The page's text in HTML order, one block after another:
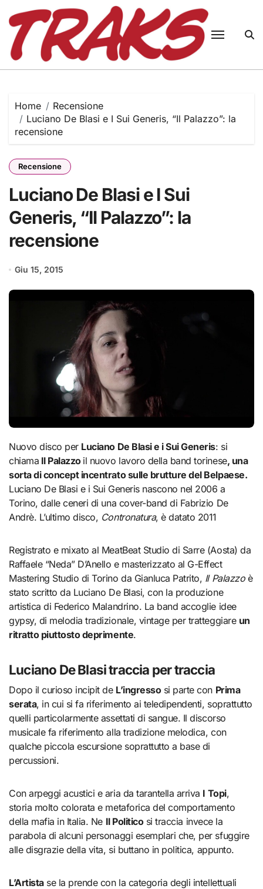
content
Home
Recensione
Luciano De Blasi e I Sui Generis, “Il Palazzo”: la
recensione
Recensione
Luciano De Blasi e I Sui
Generis, “Il Palazzo”: la
recensione
Giu 15, 2015
Nuovo disco per Luciano De Blasi e i Sui Generis: si
chiama Il Palazzo il nuovo lavoro della band torinese, una
sorta di concept incentrato sulle brutture del Belpaese.
Luciano De Blasi e i Sui Generis nascono nel 2006 a
Torino, dalle ceneri di una cover-band di Fabrizio De
Andrè. L’ultimo disco, Contronatura, è datato 2011
Registrato e mixato al MeatBeat Studio di Sarre (Aosta) da
Raffaele “Neda” D’Anello e masterizzato al G-Effect
Mastering Studio di Torino da Gianluca Patrito, Il Palazzo è
stato scritto da Luciano De Blasi, con la produzione
artistica di Federico Malandrino. La band accoglie idee
gypsy, di melodia tradizionale, vintage per tratteggiare un
ritratto piuttosto deprimente.
Luciano De Blasi traccia per traccia
Dopo il curioso incipit de L’ingressosi parte con Prima
serata, in cui si fa riferimento ai teledipendenti, soprattutto
quelli particolarmente assettati di sangue. Il discorso
musicale fa riferimento alla tradizione melodica, con
qualche piccola escursione soprattutto a base di
percussioni.
Con arpeggi acustici e aria da tarantella arriva I Topi,
storia molto colorata e metaforica del comportamento
della mafia in Italia. Ne Il Politicosi traccia invece la
parabola di alcuni personaggi esemplari che, per sfuggire
alle disgrazie della vita, si buttano in politica, appunto.
L’Artistase la prende con la categoria degli intellettuali